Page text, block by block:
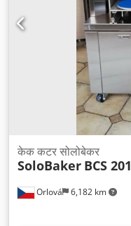
Orlová 6,182 km
केक कटर सोलोबेकर
SoloBaker BCS 201